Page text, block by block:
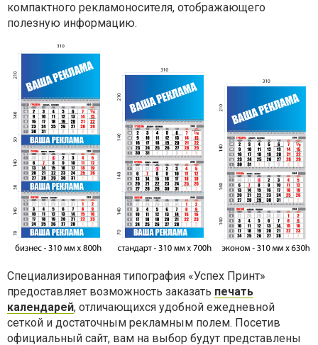
компактного рекламоносителя, отображающего
полезную информацию.
Специализированная типография «Успех Принт»
предоставляет возможность заказать печать
календарей, отличающихся удобной ежедневной
сеткой и достаточным рекламным полем. Посетив
официальный сайт, вам на выбор будут представлены